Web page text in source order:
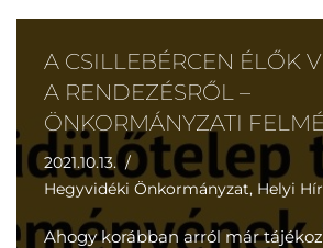
A CSILLEBÉRCEN ÉLŐK
A RENDEZÉSRŐL –
ÖNKORMÁNYZATI
2021.10.13.
Hegyvidéki Önkormányzat, Helyi
Ahogy korábban arról már